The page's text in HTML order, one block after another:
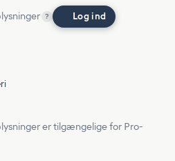
? Log ind
er tilgængelige for Pro-